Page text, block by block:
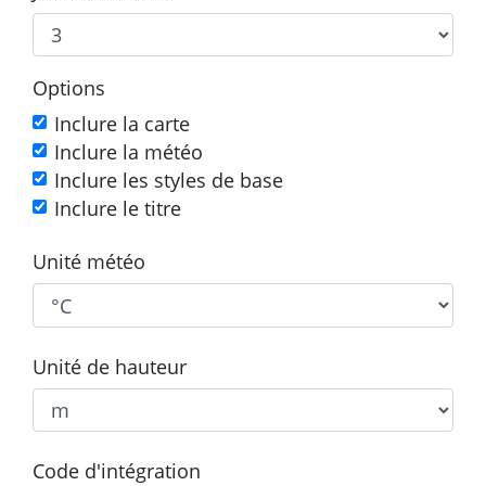
Options
Inclure la carte
Inclure la météo
Inclure les styles de base
Inclure le titre
Unité météo
Unité de hauteur
Code d'intégration